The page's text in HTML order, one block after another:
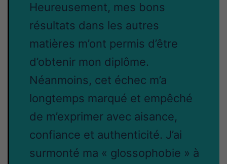
Heureusement, mes bons
résultats dans les autres
matières m’ont permis d’être
d’obtenir mon diplôme.
Néanmoins, cet échec m’a
longtemps marqué et empêché
de m’exprimer avec aisance,
confiance et authenticité. J’ai
surmonté ma « glossophobie » à